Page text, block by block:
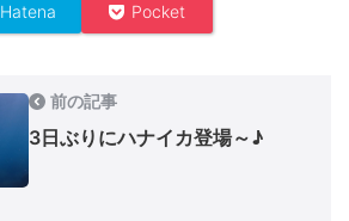
Hatena Pocket
前の記事
3日ぶりにハナイカ登場～♪